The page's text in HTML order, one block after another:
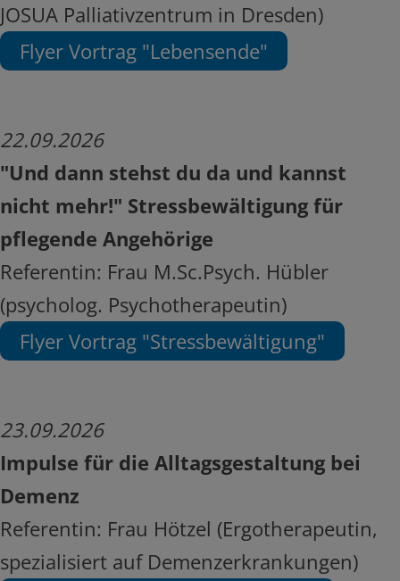
JOSUA Palliativzentrum in Dresden)
Flyer Vortrag "Lebensende"
22.09.2026
"Und dann stehst du da und kannst
nicht mehr!" Stressbewältigung für
pflegende Angehörige
Referentin: Frau M.Sc.Psych. Hübler
(psycholog. Psychotherapeutin)
Flyer Vortrag "Stressbewältigung"
23.09.2026
Impulse für die Alltagsgestaltung bei
Demenz
Referentin: Frau Hötzel (Ergotherapeutin,
spezialisiert auf Demenzerkrankungen)